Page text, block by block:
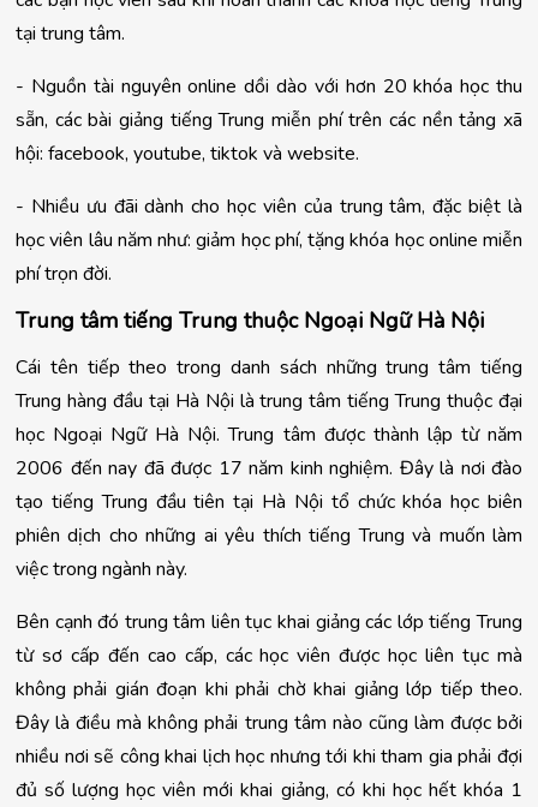
tại trung tâm.
- Nguồn tài nguyên online dồi dào với hơn 20 khóa học thu
sẵn, các bài giảng tiếng Trung miễn phí trên các nền tảng xã
hội: facebook, youtube, tiktok và website.
- Nhiều ưu đãi dành cho học viên của trung tâm, đặc biệt là
học viên lâu năm như: giảm học phí, tặng khóa học online miễn
phí trọn đời.
Trung tâm tiếng Trung thuộc Ngoại Ngữ Hà Nội
Cái tên tiếp theo trong danh sách những trung tâm tiếng
Trung hàng đầu tại Hà Nội là trung tâm tiếng Trung thuộc đại
học Ngoại Ngữ Hà Nội. Trung tâm được thành lập từ năm
2006 đến nay đã được 17 năm kinh nghiệm. Đây là nơi đào
tạo tiếng Trung đầu tiên tại Hà Nội tổ chức khóa học biên
phiên dịch cho những ai yêu thích tiếng Trung và muốn làm
việc trong ngành này.
Bên cạnh đó trung tâm liên tục khai giảng các lớp tiếng Trung
từ sơ cấp đến cao cấp, các học viên được học liên tục mà
không phải gián đoạn khi phải chờ khai giảng lớp tiếp theo.
Đây là điều mà không phải trung tâm nào cũng làm được bởi
nhiều nơi sẽ công khai lịch học nhưng tới khi tham gia phải đợi
đủ số lượng học viên mới khai giảng, có khi học hết khóa 1